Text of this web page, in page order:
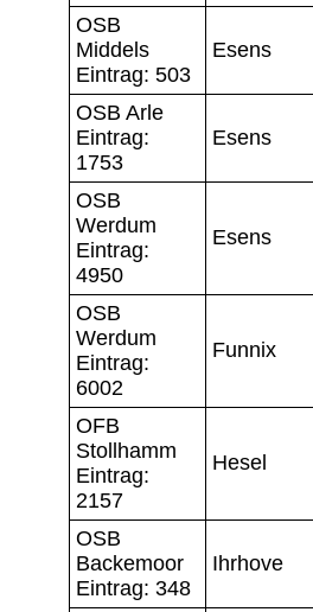
OSB
Middels
Eintrag: 503
Esens
OSB Arle
Eintrag:
1753
Esens
OSB
Werdum
Eintrag:
4950
Esens
OSB
Werdum
Eintrag:
6002
Funnix
OFB
Stollhamm
Eintrag:
2157
Hesel
OSB
Backemoor
Eintrag: 348
Ihrhove